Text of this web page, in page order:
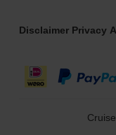
Disclaimer Privacy